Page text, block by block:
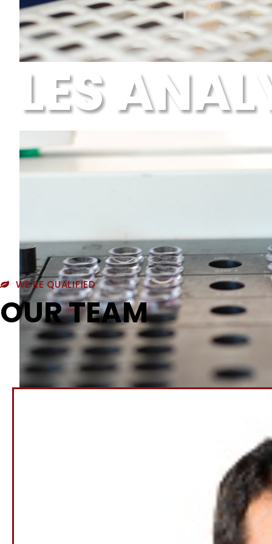
LES
LES
WE'RE QUALIFIED
OUR TEAM